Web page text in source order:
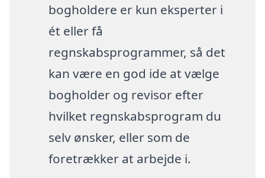
bogholdere er kun eksperter i
ét eller få
regnskabsprogrammer, så det
kan være en god ide at vælge
bogholder og revisor efter
hvilket regnskabsprogram du
selv ønsker, eller som de
foretrækker at arbejde i.